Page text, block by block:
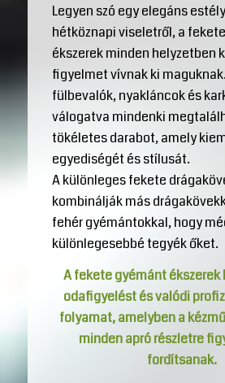
Legyen szó egy elegáns
hétköznapi viseletről, a
ékszerek minden helyzetben
figyelmet vívnak ki
fülbevalók, nyakláncok és
válogatva mindenki
tökéletes darabot, amely
egyediségét és stílusát.
A különleges fekete
kombinálják más
fehér gyémántokkal, hogy
különlegesebbé tegyék őket.
A fekete gyémánt ékszerek
odafigyelést és valódi
folyamat, amelyben a
minden apró részletre
fordítsanak.